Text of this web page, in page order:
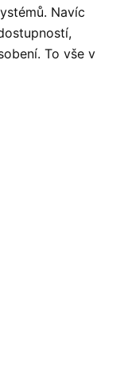
Navíc
To vše v